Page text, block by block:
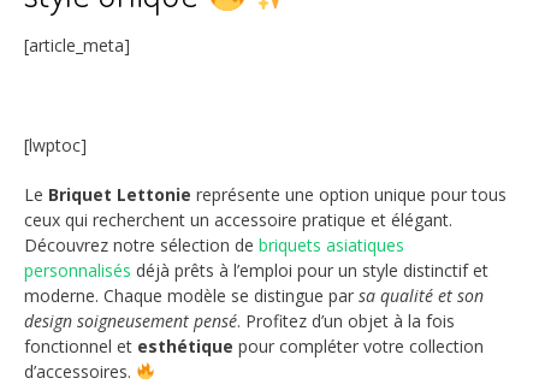
[article_meta]
[lwptoc]
Le Briquet Lettonie représente une option unique pour tous
ceux qui recherchent un accessoire pratique et élégant.
Découvrez notre sélection de briquets asiatiques
personnalisés déjà prêts à l’emploi pour un style distinctif et
moderne. Chaque modèle se distingue par sa qualité et son
design soigneusement pensé. Profitez d’un objet à la fois
fonctionnel et esthétique pour compléter votre collection
d’accessoires.